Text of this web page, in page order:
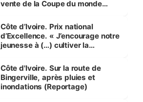
vente de la Coupe du monde
Côte d’Ivoire. Prix national
d’Excellence. « J’encourage notre
jeunesse à (…) cultiver la
(Alassane Ouattara
Côte d'Ivoire. Sur la route de
Bingerville, après pluies et
inondations (Reportage)